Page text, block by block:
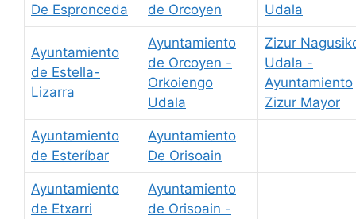
De Espronceda
de Orcoyen
Udala
Ayuntamiento
de Estella-
Lizarra
Ayuntamiento
de Orcoyen -
Orkoiengo
Udala
Zizur
Udala -
Ayuntamiento
Zizur Mayor
Ayuntamiento
de Esteríbar
Ayuntamiento
De Orisoain
Ayuntamiento
de Etxarri
Ayuntamiento
de Orisoain -